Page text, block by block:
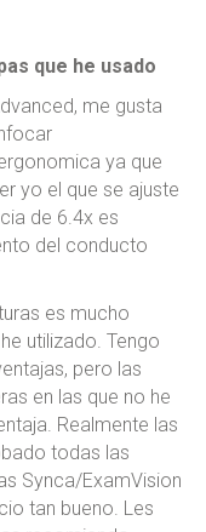
que he usado
me gusta
ya que
yo el que se ajuste
de 6.4x es
del conducto
es mucho
utilizado. Tengo
pero las
en las que no he
Realmente las
todas las
Synca/ExamVision
tan bueno. Les